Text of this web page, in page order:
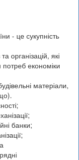
- це сукупність
організацій, які
економіки
матеріали,
банки;